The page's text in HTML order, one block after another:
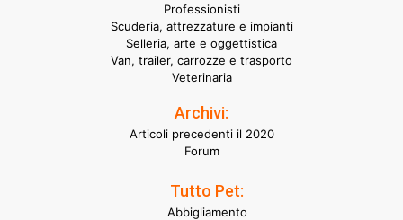
Professionisti
Scuderia, attrezzature e impianti
Selleria, arte e oggettistica
Van, trailer, carrozze e trasporto
Veterinaria
Archivi:
Articoli precedenti il 2020
Forum
Tutto Pet:
Abbigliamento